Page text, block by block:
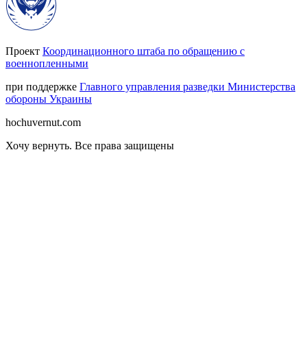
Проект Координационного штаба по обращению с
военнопленными
при поддержке Главного управления разведки Министерства
обороны Украины
hochuvernut.com
Хочу вернуть. Все права защищены